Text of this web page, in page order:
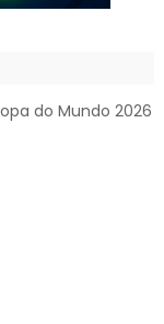
do Mundo 2026